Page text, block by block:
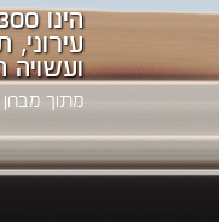
מתוך מבחן